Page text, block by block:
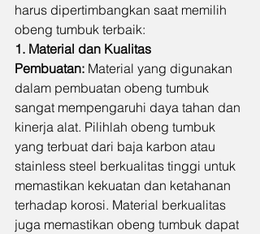
harus dipertimbangkan saat memilih
obeng tumbuk terbaik:
1. Material dan Kualitas
Pembuatan: Material yang digunakan
dalam pembuatan obeng tumbuk
sangat mempengaruhi daya tahan dan
kinerja alat. Pilihlah obeng tumbuk
yang terbuat dari baja karbon atau
stainless steel berkualitas tinggi untuk
memastikan kekuatan dan ketahanan
terhadap korosi. Material berkualitas
juga memastikan obeng tumbuk dapat